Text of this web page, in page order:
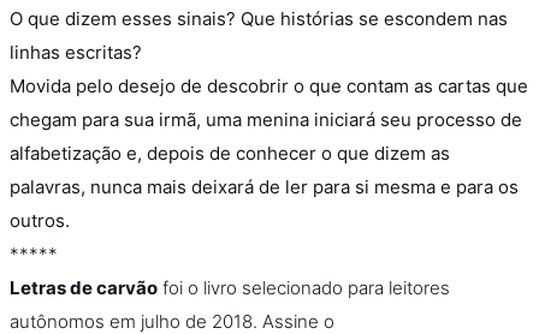
O que dizem esses sinais? Que histórias se escondem nas
linhas escritas?
Movida pelo desejo de descobrir o que contam as cartas que
chegam para sua irmã, uma menina iniciará seu processo de
alfabetização e, depois de conhecer o que dizem as
palavras, nunca mais deixará de ler para si mesma e para os
outros.
*****
Letras de carvão foi o livro selecionado para leitores
autônomos em julho de 2018. Assine o